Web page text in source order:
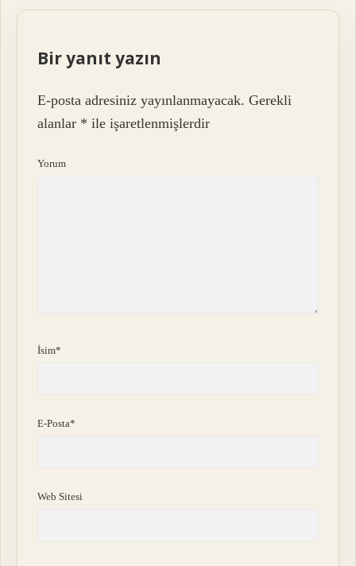
Bir yanıt yazın
E-posta adresiniz yayınlanmayacak. Gerekli
alanlar * ile işaretlenmişlerdir
Yorum
İsim*
E-Posta*
Web Sitesi